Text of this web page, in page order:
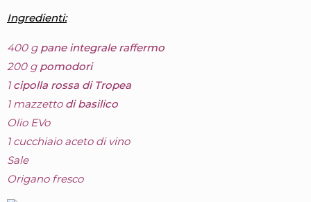
Ingredienti:
400 g pane integrale raffermo
200 gpomodori
1cipolla rossa di Tropea
1 mazzettodi basilico
Olio EVo
1 cucchiaio aceto di vino
Sale
Origano fresco